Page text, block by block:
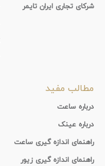
شرکای تجاری ایران تایمر
مطالب مفید
درباره ساعت
درباره عینک
راهنمای اندازه گیری ساعت
راهنمای اندازه گیری زیور